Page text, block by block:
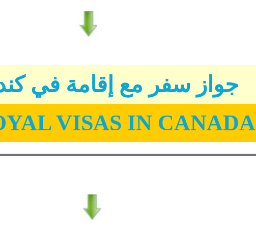
جواز سفر مع إقامة في
VISAS IN CANADA